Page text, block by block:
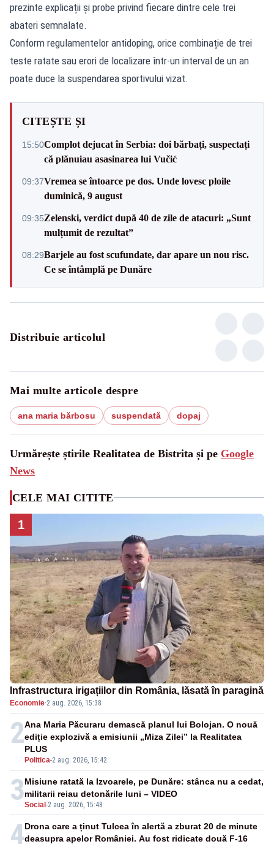
prezinte explicații și probe privind fiecare dintre cele trei
abateri semnalate.
Conform regulamentelor antidoping, orice combinație de trei
teste ratate sau erori de localizare într-un interval de un an
poate duce la suspendarea sportivului vizat.
CITEȘTE ȘI
15:50Complot dejucat în Serbia: doi bărbați, suspectați
că plănuiau asasinarea lui Vučić
09:37Vremea se întoarce pe dos. Unde lovesc ploile
duminică, 9 august
09:35Zelenski, verdict după 40 de zile de atacuri: „Sunt
mulțumit de rezultat”
08:29Barjele au fost scufundate, dar apare un nou risc.
Ce se întâmplă pe Dunăre
Distribuie articolul
Mai multe articole despre
ana maria bărbosu suspendată dopaj
Urmărește știrile Realitatea de Bistrita și pe Google
News
CELE MAI CITITE
1
Infrastructura irigațiilor din România, lăsată în paragină
Economie·2 aug. 2026, 15:38
2
Politica-2 aug. 2026, 15:42
Ana Maria Păcuraru demască planul lui Bolojan. O nouă
ediție explozivă a emisiunii „Miza Zilei” la Realitatea
PLUS
3Social -2 aug. 2026, 15:48
Misiune ratată la Izvoarele, pe Dunăre: stânca nu a cedat,
militarii reiau detonările luni – VIDEO
4Drona care a ținut Tulcea în alertă a zburat 20 de minute
deasupra apelor României. Au fost ridicate două F-16